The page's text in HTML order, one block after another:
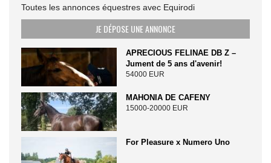
Toutes les annonces équestres avec Equirodi
JE DÉPOSE UNE ANNONCE
APRECIOUS FELINAE DB Z –
Jument de 5 ans d'avenir!
54000 EUR
MAHONIA DE CAFENY
15000-20000 EUR
For Pleasure x Numero Uno